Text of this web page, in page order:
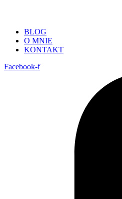
BLOG
O MNIE
KONTAKT
Facebook-f